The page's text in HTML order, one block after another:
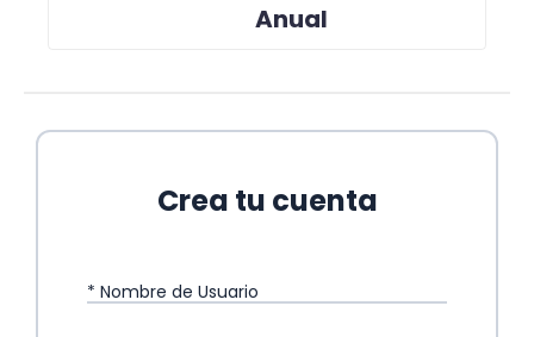
Anual
Crea tu cuenta
* Nombre de Usuario